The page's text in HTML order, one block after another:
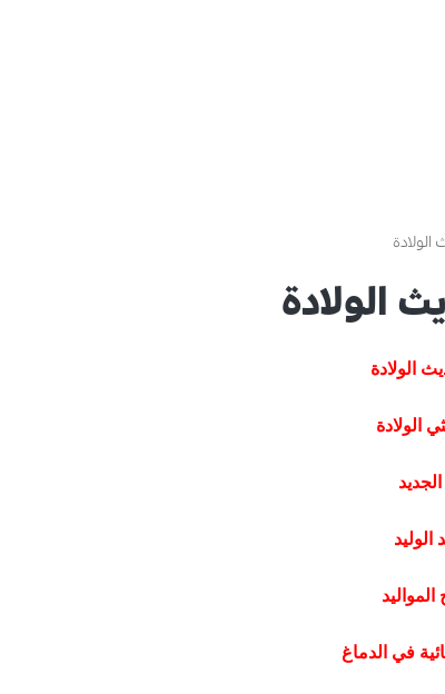
الولادة
الولادة
الولادة
في الدماغ